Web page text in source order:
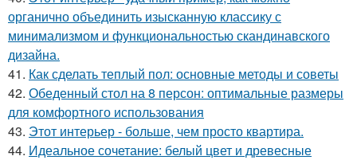
органично объединить изысканную классику с
минимализмом и функциональностью скандинавского
дизайна.
41. Как сделать теплый пол: основные методы и советы
42. Обеденный стол на 8 персон: оптимальные размеры
для комфортного использования
43. Этот интерьер - больше, чем просто квартира.
44. Идеальное сочетание: белый цвет и древесные